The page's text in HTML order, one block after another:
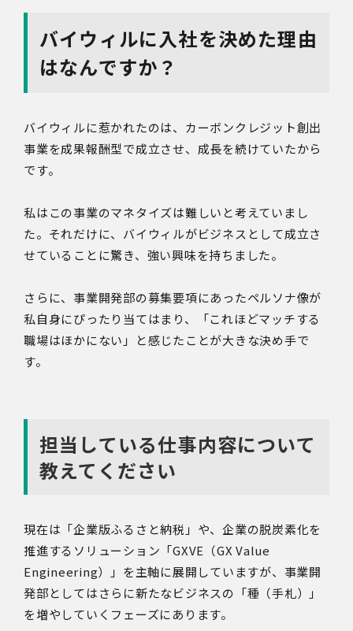
バイウィルに入社を決めた理由
はなんですか？
バイウィルに惹かれたのは、カーボンクレジット創出
事業を成果報酬型で成立させ、成長を続けていたから
です。
私はこの事業のマネタイズは難しいと考えていまし
た。それだけに、バイウィルがビジネスとして成立さ
せていることに驚き、強い興味を持ちました。
さらに、事業開発部の募集要項にあったペルソナ像が
私自身にぴったり当てはまり、「これほどマッチする
職場はほかにない」と感じたことが大きな決め手で
す。
担当している仕事内容について
教えてください
現在は「企業版ふるさと納税」や、企業の脱炭素化を
推進するソリューション「GXVE（GX Value
Engineering）」を主軸に展開していますが、事業開
発部としてはさらに新たなビジネスの「種（手札）」
を増やしていくフェーズにあります。